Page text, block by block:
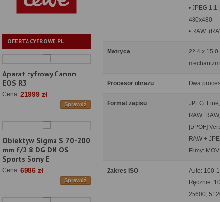
OFERTA CYFROWE.PL
Aparat cyfrowy Canon
EOS R3
Cena: 21999 zł
Sprawdź
Obiektyw Sigma S 70-200
mm f/2.8 DG DN OS
Sports Sony E
Cena: 6986 zł
Sprawdź
• JPEG
480x480
• RAW:
Matryca
22.4 x 15.0
Procesor obrazu Dwa
Format zapisu
JPEG:
RAW:
[DPOF]
RAW +
Filmy:
Zakres ISO
Auto: 100-
Ręcznie:
25600,